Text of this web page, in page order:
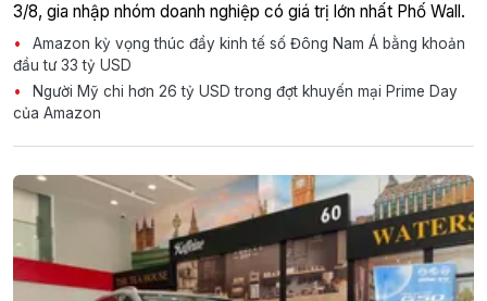
3/8, gia nhập nhóm doanh nghiệp có giá trị lớn nhất Phố Wall.
Amazon kỳ vọng thúc đẩy kinh tế số Đông Nam Á bằng khoản
đầu tư 33 tỷ USD
Người Mỹ chi hơn 26 tỷ USD trong đợt khuyến mại Prime Day
của Amazon